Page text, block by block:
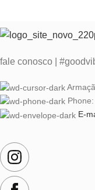
fale conosco |
E-